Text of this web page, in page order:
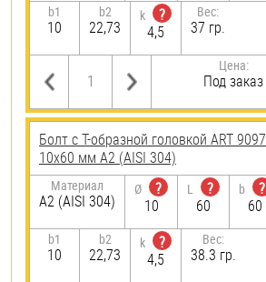
b1
10
b2
22,73
k
?
4,5
Вес:
37 гр.
Цена:
Под заказ
Болт с Т-образной головкой ART 9097
10х60 мм А2 (AISI 304)
Материал
А2 (AISI 304)
Ø
?
10
L
?
60
b
?
60
b1
10
b2
22,73
k
?
4,5
Вес:
38.3 гр.